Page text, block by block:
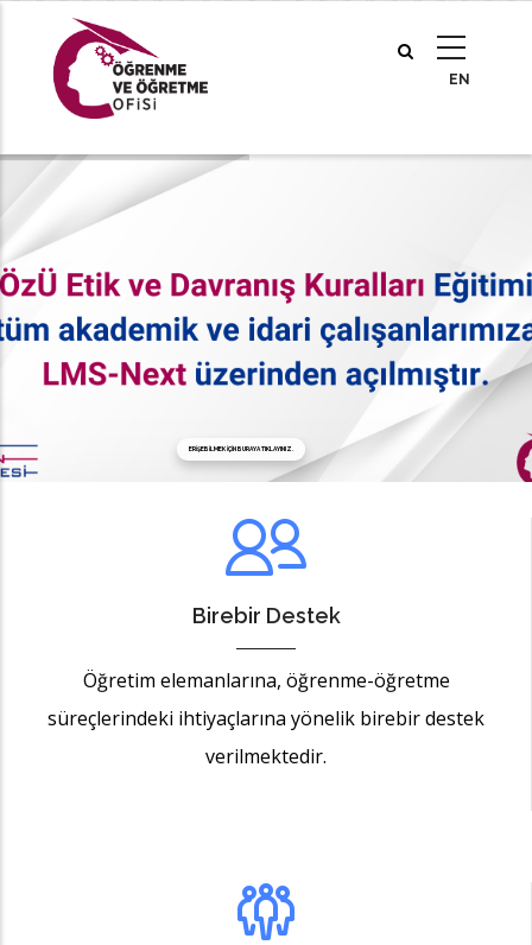
içeriğe
ERIŞEBILMEK IÇIN BURAYA TIKLAYINIZ.
Birebir Destek
Öğretim elemanlarına, öğrenme-öğretme
süreçlerindeki ihtiyaçlarına yönelik birebir destek
verilmektedir.